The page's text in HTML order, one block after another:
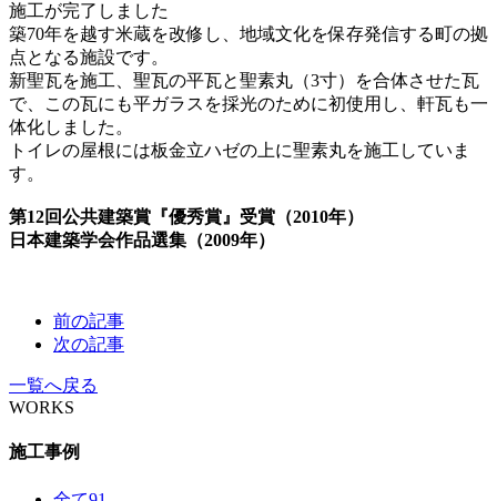
施工が完了しました
築70年を越す米蔵を改修し、地域文化を保存発信する町の拠
点となる施設です。
新聖瓦を施工、聖瓦の平瓦と聖素丸（3寸）を合体させた瓦
で、この瓦にも平ガラスを採光のために初使用し、軒瓦も一
体化しました。
トイレの屋根には板金立ハゼの上に聖素丸を施工していま
す。
第12回公共建築賞『優秀賞』受賞（2010年）
日本建築学会作品選集（2009年）
前の記事
次の記事
一覧へ戻る
WORKS
施工事例